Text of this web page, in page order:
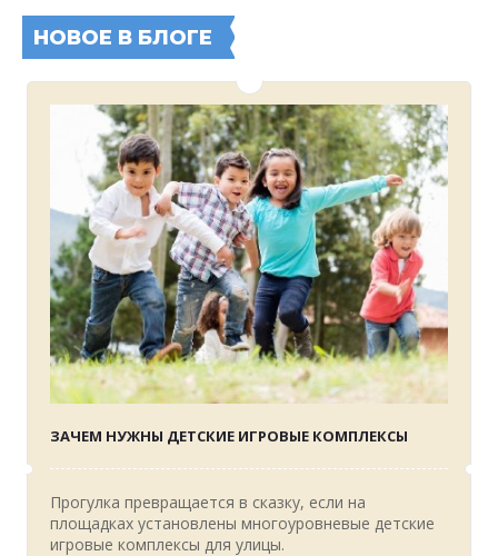
НОВОЕ В БЛОГЕ
ЗАЧЕМ НУЖНЫ ДЕТСКИЕ ИГРОВЫЕ КОМПЛЕКСЫ
Прогулка превращается в сказку, если на
площадках установлены многоуровневые детские
игровые комплексы для улицы.